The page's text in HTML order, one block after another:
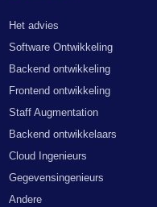
Het advies
Software Ontwikkeling
Backend ontwikkeling
Frontend ontwikkeling
Staff Augmentation
Backend ontwikkelaars
Cloud Ingenieurs
Gegevensingenieurs
Andere